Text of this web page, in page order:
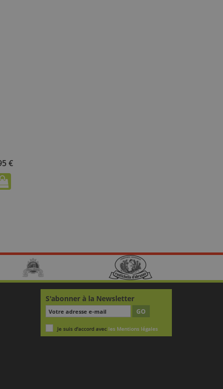
€
S'abonner à la Newsletter
GO
Je suis d'accord avec les Mentions légales